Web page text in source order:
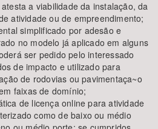
a viabilidade da instalação, da
atividade ou de empreendimento;
simplificado por adesão e
no modelo já aplicado em alguns
ser pedido pelo interessado
de impacto e utilizado para
de rodovias ou pavimentaça~o
faixas de domínio;
de licença online para atividade
como de baixo ou médio